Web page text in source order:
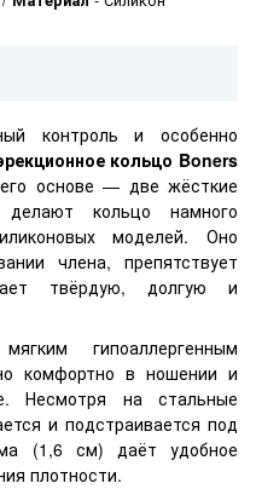
контроль и особенно
кольцо Boners
основе — две жёсткие
кольцо намного
моделей. Оно
члена, препятствует
твёрдую, долгую и
гипоаллергенным
комфортно в ношении и
Несмотря на стальные
и подстраивается под
(1,6 см) даёт удобное
плотности.